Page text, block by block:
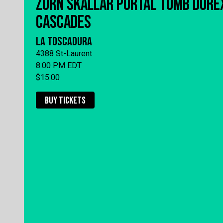
ZORN SKALLAR PORTAL TOMB
CASCADES
LA TOSCADURA
4388 St-Laurent
8:00 PM EDT
$15.00
BUY TICKETS